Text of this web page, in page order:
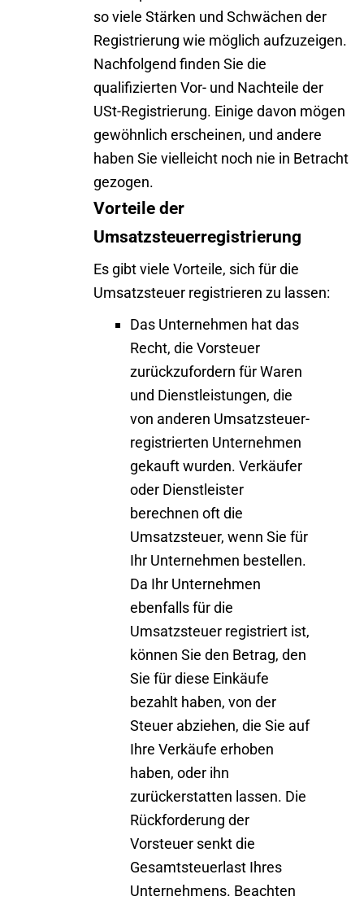
so viele Stärken und Schwächen der
Registrierung wie möglich aufzuzeigen.
Nachfolgend finden Sie die
qualifizierten Vor- und Nachteile der
USt-Registrierung. Einige davon mögen
gewöhnlich erscheinen, und andere
haben Sie vielleicht noch nie in Betracht
gezogen.
Vorteile der
Umsatzsteuerregistrierung
Es gibt viele Vorteile, sich für die
Umsatzsteuer registrieren zu lassen:
Das Unternehmen hat das
Recht, die Vorsteuer
zurückzufordern für Waren
und Dienstleistungen, die
von anderen Umsatzsteuer-
registrierten Unternehmen
gekauft wurden. Verkäufer
oder Dienstleister
berechnen oft die
Umsatzsteuer, wenn Sie für
Ihr Unternehmen bestellen.
Da Ihr Unternehmen
ebenfalls für die
Umsatzsteuer registriert ist,
können Sie den Betrag, den
Sie für diese Einkäufe
bezahlt haben, von der
Steuer abziehen, die Sie auf
Ihre Verkäufe erhoben
haben, oder ihn
zurückerstatten lassen. Die
Rückforderung der
Vorsteuer senkt die
Gesamtsteuerlast Ihres
Unternehmens. Beachten